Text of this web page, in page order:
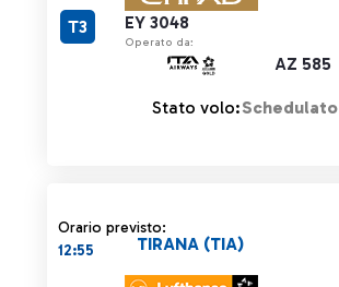
EY 3048
Operato da:
AZ 585
T3
Stato volo:Schedulato
Orario previsto:
12:55
TIRANA (TIA)